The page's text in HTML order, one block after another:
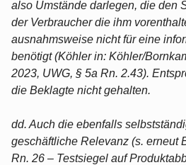
also Umstände darlegen, die den
der Verbraucher die ihm
ausnahmsweise nicht für eine
benötigt (Köhler in: Köhler/
2023, UWG, § 5a Rn. 2.43).
die Beklagte nicht gehalten.
dd. Auch die ebenfalls
geschäftliche Relevanz (s. erneut
Rn. 26 – Testsiegel auf